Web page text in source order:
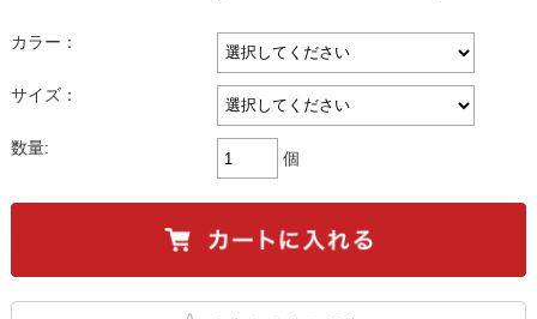
カラー：
サイズ：
数量:
個